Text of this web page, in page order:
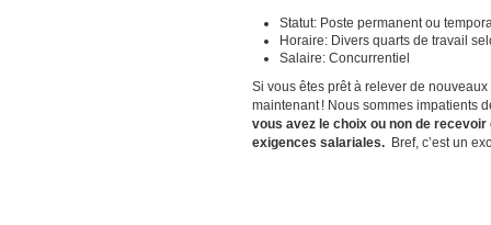
Statut: Poste permanent ou
Horaire: Divers quarts de travail
Salaire: Concurrentiel
Si vous êtes prêt à relever de
maintenant ! Nous sommes impatients
vous avez le choix ou non de
exigences salariales. Bref, c’est un